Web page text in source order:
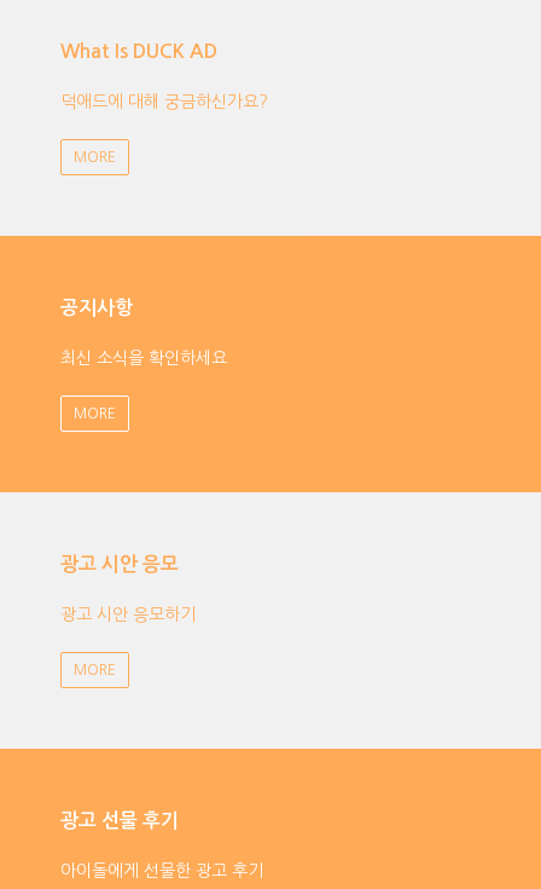
What Is DUCK AD
덕애드에 대해 궁금하신가요?
MORE
공지사항
최신 소식을 확인하세요
MORE
광고 시안 응모
광고 시안 응모하기
MORE
광고 선물 후기
아이돌에게 선물한 광고 후기